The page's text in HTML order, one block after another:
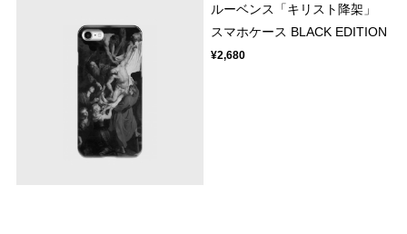
ルーベンス「キリスト降架」
スマホケース BLACK EDITION
¥2,680